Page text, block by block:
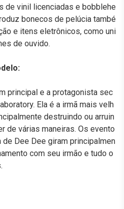
de vinil licenciadas e bobblehe
bonecos de pelúcia també
e itens eletrônicos, como uni
de ouvido.
principal e a protagonista sec
Ela é a irmã mais velh
destruindo ou arruin
de várias maneiras. Os evento
Dee Dee giram principalmen
com seu irmão e tudo o